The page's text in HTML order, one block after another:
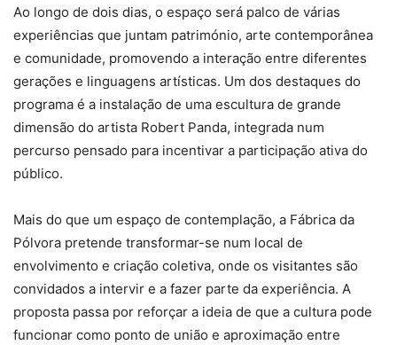
Ao longo de dois dias, o espaço será palco de várias
experiências que juntam património, arte contemporânea
e comunidade, promovendo a interação entre diferentes
gerações e linguagens artísticas. Um dos destaques do
programa é a instalação de uma escultura de grande
dimensão do artista Robert Panda, integrada num
percurso pensado para incentivar a participação ativa do
público.
Mais do que um espaço de contemplação, a Fábrica da
Pólvora pretende transformar-se num local de
envolvimento e criação coletiva, onde os visitantes são
convidados a intervir e a fazer parte da experiência. A
proposta passa por reforçar a ideia de que a cultura pode
funcionar como ponto de união e aproximação entre